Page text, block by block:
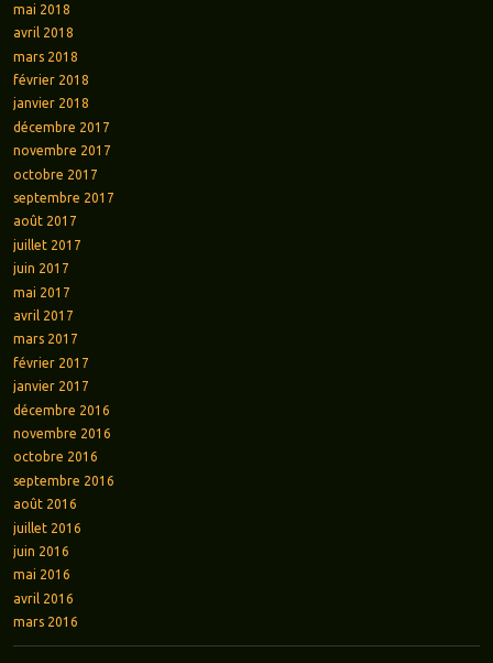
mai 2018
avril 2018
mars 2018
février 2018
janvier 2018
décembre 2017
novembre 2017
octobre 2017
septembre 2017
août 2017
juillet 2017
juin 2017
mai 2017
avril 2017
mars 2017
février 2017
janvier 2017
décembre 2016
novembre 2016
octobre 2016
septembre 2016
août 2016
juillet 2016
juin 2016
mai 2016
avril 2016
mars 2016